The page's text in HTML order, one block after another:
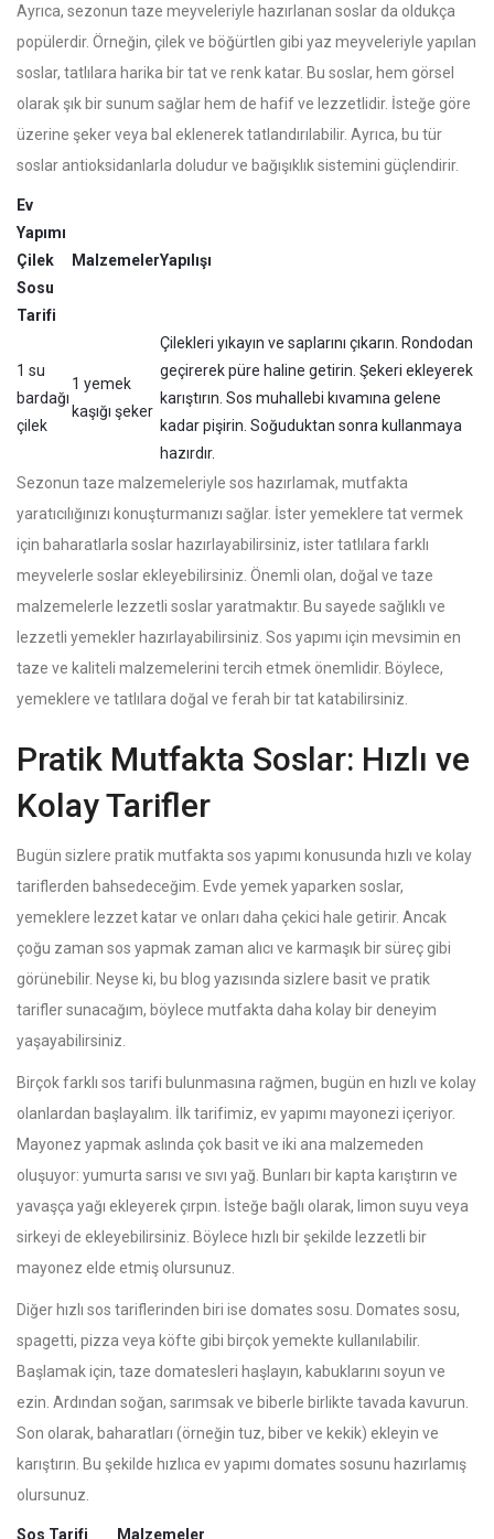
Ayrıca, sezonun taze meyveleriyle hazırlanan soslar da oldukça
popülerdir. Örneğin, çilek ve böğürtlen gibi yaz meyveleriyle yapılan
soslar, tatlılara harika bir tat ve renk katar. Bu soslar, hem görsel
olarak şık bir sunum sağlar hem de hafif ve lezzetlidir. İsteğe göre
üzerine şeker veya bal eklenerek tatlandırılabilir. Ayrıca, bu tür
soslar antioksidanlarla doludur ve bağışıklık sistemini güçlendirir.
Ev
Yapımı
Çilek
Sosu
Tarifi
MalzemelerYapılışı
1 su
bardağı
çilek
1 yemek
kaşığı şeker
Çilekleri yıkayın ve saplarını çıkarın. Rondodan
geçirerek püre haline getirin. Şekeri ekleyerek
karıştırın. Sos muhallebi kıvamına gelene
kadar pişirin. Soğuduktan sonra kullanmaya
hazırdır.
Sezonun taze malzemeleriyle sos hazırlamak, mutfakta
yaratıcılığınızı konuşturmanızı sağlar. İster yemeklere tat vermek
için baharatlarla soslar hazırlayabilirsiniz, ister tatlılara farklı
meyvelerle soslar ekleyebilirsiniz. Önemli olan, doğal ve taze
malzemelerle lezzetli soslar yaratmaktır. Bu sayede sağlıklı ve
lezzetli yemekler hazırlayabilirsiniz. Sos yapımı için mevsimin en
taze ve kaliteli malzemelerini tercih etmek önemlidir. Böylece,
yemeklere ve tatlılara doğal ve ferah bir tat katabilirsiniz.
Pratik Mutfakta Soslar: Hızlı ve
Kolay Tarifler
Bugün sizlere pratik mutfakta sos yapımı konusunda hızlı ve kolay
tariflerden bahsedeceğim. Evde yemek yaparken soslar,
yemeklere lezzet katar ve onları daha çekici hale getirir. Ancak
çoğu zaman sos yapmak zaman alıcı ve karmaşık bir süreç gibi
görünebilir. Neyse ki, bu blog yazısında sizlere basit ve pratik
tarifler sunacağım, böylece mutfakta daha kolay bir deneyim
yaşayabilirsiniz.
Birçok farklı sos tarifi bulunmasına rağmen, bugün en hızlı ve kolay
olanlardan başlayalım. İlk tarifimiz, ev yapımı mayonezi içeriyor.
Mayonez yapmak aslında çok basit ve iki ana malzemeden
oluşuyor: yumurta sarısı ve sıvı yağ. Bunları bir kapta karıştırın ve
yavaşça yağı ekleyerek çırpın. İsteğe bağlı olarak, limon suyu veya
sirkeyi de ekleyebilirsiniz. Böylece hızlı bir şekilde lezzetli bir
mayonez elde etmiş olursunuz.
Diğer hızlı sos tariflerinden biri ise domates sosu. Domates sosu,
spagetti, pizza veya köfte gibi birçok yemekte kullanılabilir.
Başlamak için, taze domatesleri haşlayın, kabuklarını soyun ve
ezin. Ardından soğan, sarımsak ve biberle birlikte tavada kavurun.
Son olarak, baharatları (örneğin tuz, biber ve kekik) ekleyin ve
karıştırın. Bu şekilde hızlıca ev yapımı domates sosunu hazırlamış
olursunuz.
Sos Tarifi Malzemeler